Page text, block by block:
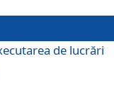
de lucrări